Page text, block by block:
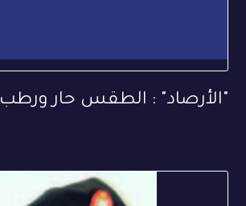
"الأرصاد" : الطقس حار ورطب